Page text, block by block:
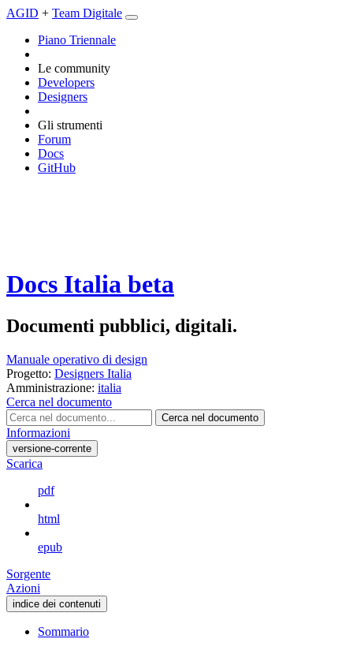
AGID + Team Digitale
Piano Triennale
Le community
Developers
Designers
Gli strumenti
Forum
Docs
GitHub
Docs Italia beta
Documenti pubblici, digitali.
Manuale operativo di design
Progetto: Designers Italia
Amministrazione: italia
Cerca nel documento
Cerca nel documento
Informazioni
versione-corrente
Scarica
pdf
html
epub
Sorgente
Azioni
indice dei contenuti
Sommario